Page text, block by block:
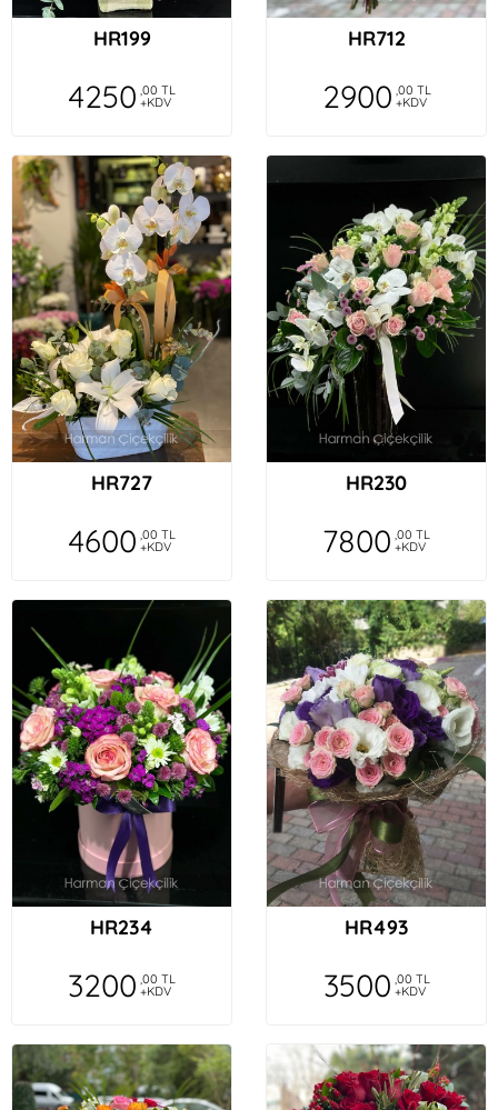
HR199
4250 ,00 TL
+KDV
HR712
2900 ,00 TL
+KDV
HR727
4600 ,00 TL
+KDV
HR230
7800 ,00 TL
+KDV
HR234
3200 ,00 TL
+KDV
HR493
3500 ,00 TL
+KDV